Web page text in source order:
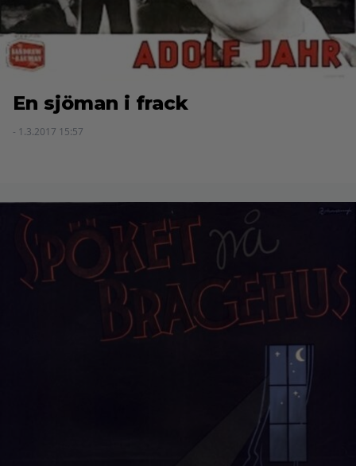
En sjöman i frack
- 1.3.2017 15:57